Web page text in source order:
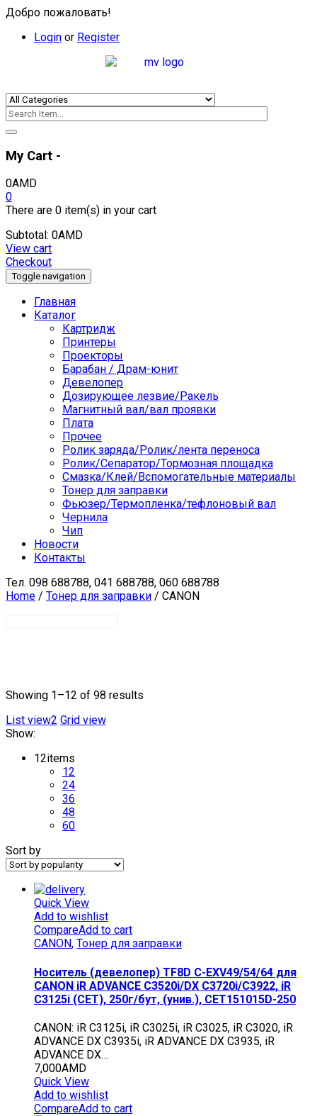
Добро пожаловать!
Login or Register
My Cart -
0AMD
0
There are 0 item(s) in your cart
Subtotal: 0AMD
View cart
Checkout
Toggle navigation
Главная
Каталог
Картридж
Принтеры
Проекторы
Барабан / Драм-юнит
Девелопер
Дозирующее лезвие/Ракель
Магнитный вал/вал проявки
Плата
Прочее
Ролик заряда/Ролик/лента переноса
Ролик/Сепаратор/Тормозная площадка
Смазка/Клей/Вспомогательные материалы
Тонер для заправки
Фьюзер/Термопленка/тефлоновый вал
Чернила
Чип
Новости
Контакты
Тел. 098 688788, 041 688788, 060 688788
Home / Тонер для заправки / CANON
Showing 1–12 of 98 results
List view2 Grid view
Show:
12items
12
24
36
48
60
Sort by
Quick View
Add to wishlist
CompareAdd to cart
CANON, Тонер для заправки
Носитель (девелопер) TF8D C-EXV49/54/64 для
CANON iR ADVANCE C3520i/DX C3720i/C3922, iR
C3125i (CET), 250г/бут, (унив.), CET151015D-250
CANON: iR C3125i, iR C3025i, iR C3025, iR C3020, iR
ADVANCE DX C3935i, iR ADVANCE DX C3935, iR
ADVANCE DX…
7,000AMD
Quick View
Add to wishlist
CompareAdd to cart